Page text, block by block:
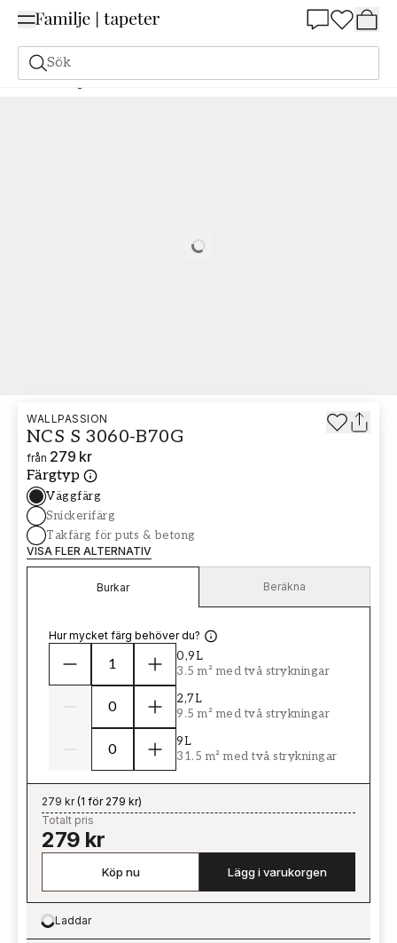
Sök
Målarfärg Beställ utifrån NCS Beställ utifrån NCS 3060-B70G
Loading…
WALLPASSION
NCS S 3060-B70G
från 279 kr
Färgtyp
Väggfärg
Snickerifärg
Takfärg för puts & betong
VISA FLER ALTERNATIV
Burkar Beräkna
Hur mycket färg behöver du?
0,9L
3.5 m² med två strykningar
2,7L
9.5 m² med två strykningar
9L
31.5 m² med två strykningar
279 kr(1 för 279 kr)
Totalt pris
279 kr
Köp nu Lägg i varukorgen
Loading…
Laddar